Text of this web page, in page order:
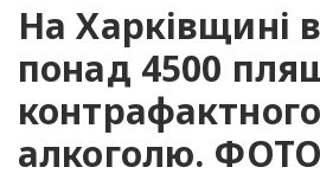
На Харківщині
понад 4500
контрафактного
алкоголю. ФОТО